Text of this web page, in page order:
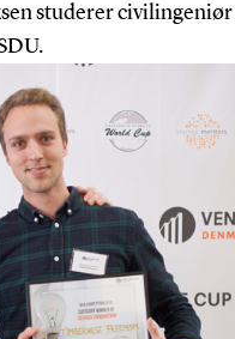
studerer civilingeniør